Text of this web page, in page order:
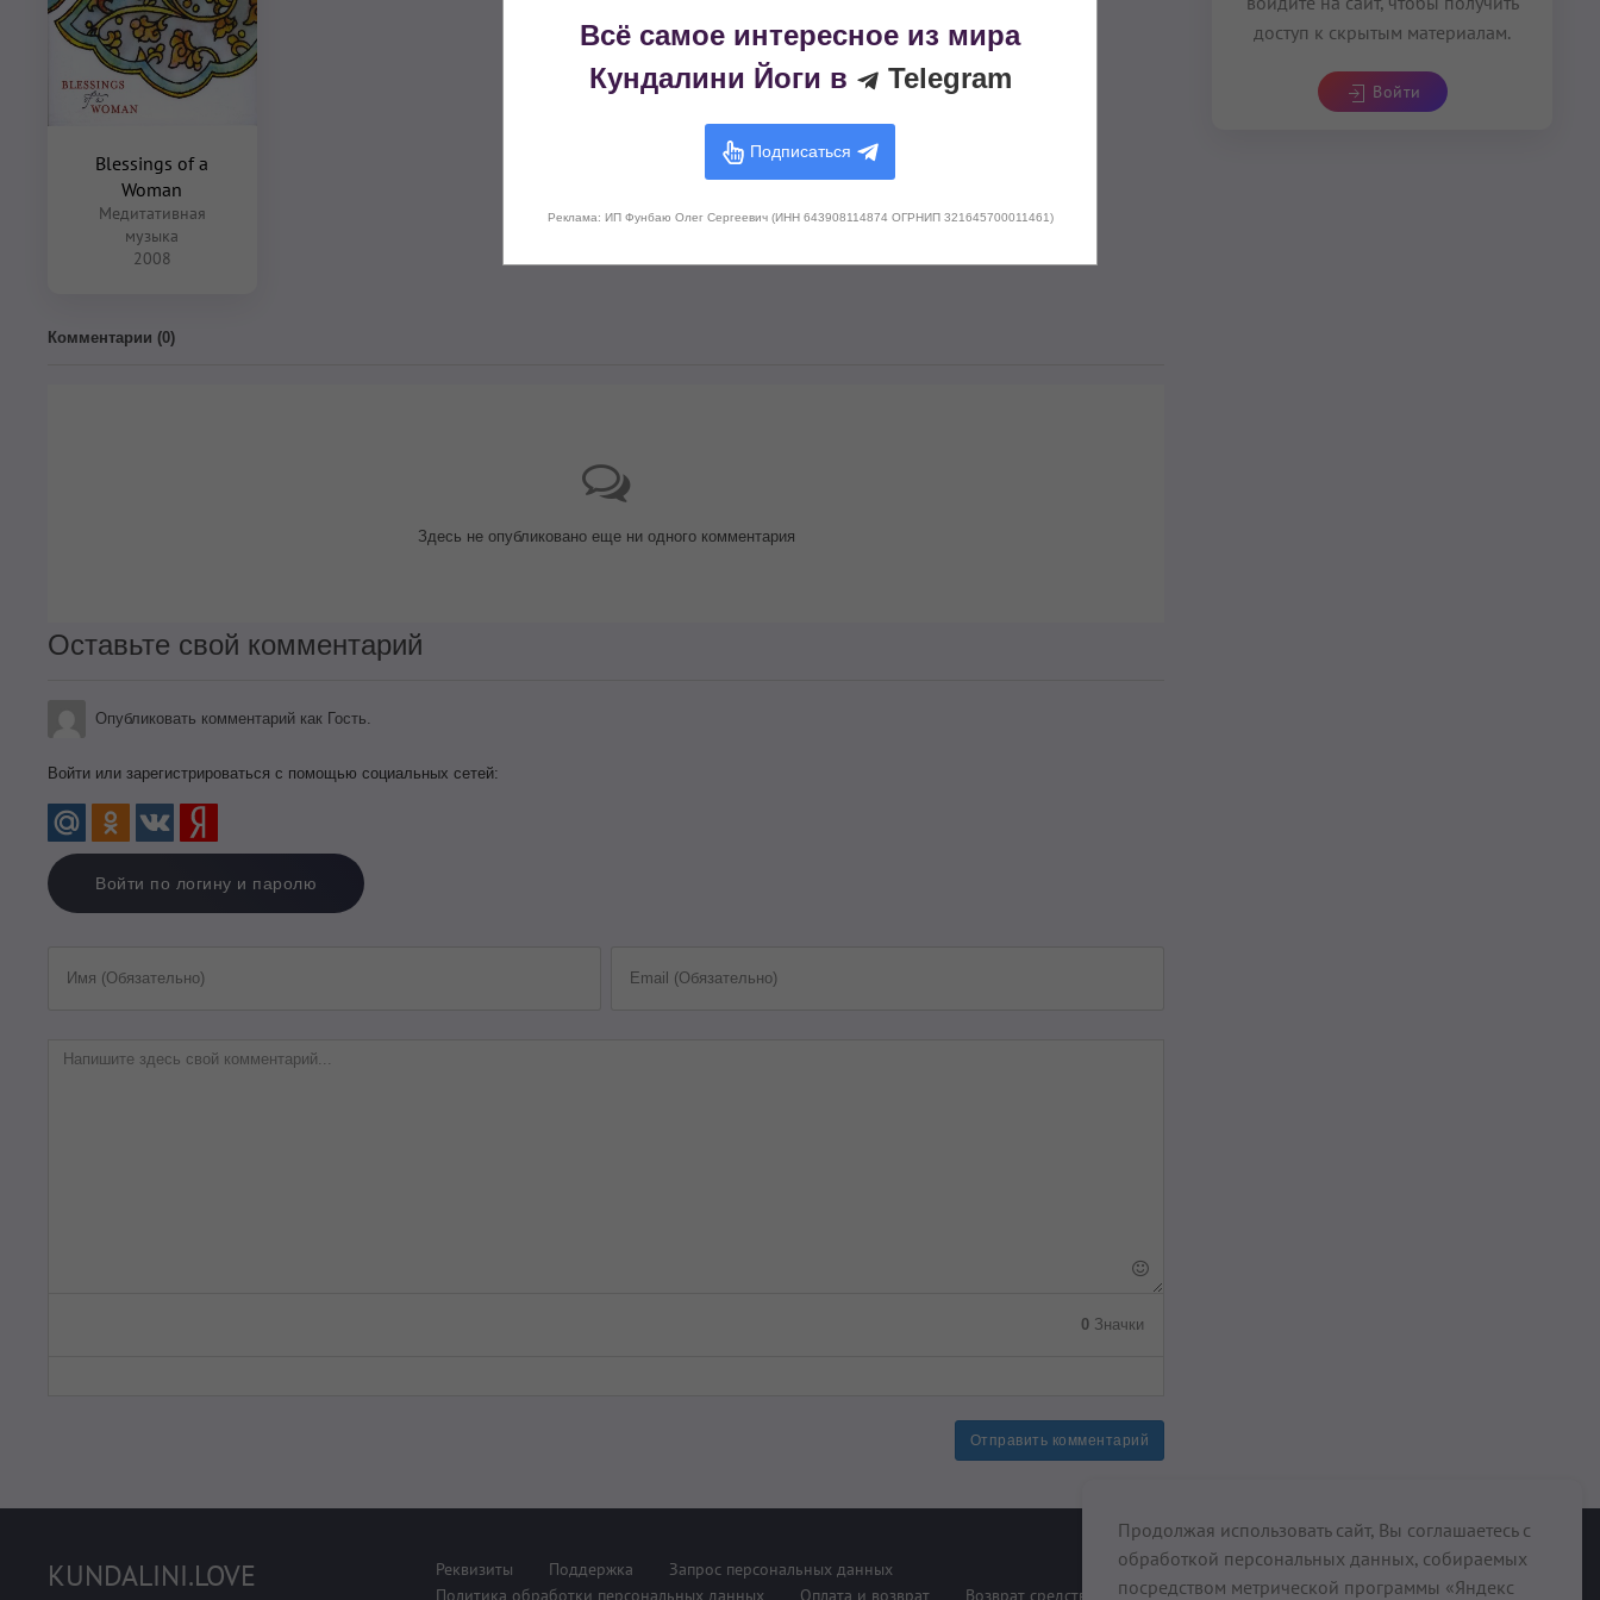
Blessings of a
Woman
Медитативная
музыка
2008
Комментарии (0)
Здесь не опубликовано еще ни одного комментария
Оставьте свой комментарий
Опубликовать комментарий как Гость.
Войти или зарегистрироваться с помощью социальных сетей:
Войти по логину и паролю
Имя (Обязательно) Email (Обязательно)
0 Значки
Отправить комментарий
доступ к скрытым материалам.
Войти
KUNDALINI.LOVE Реквизиты Поддержка
Запрос персональных данных
При поддержке
Всё самое интересное из мира
Кундалини Йоги в
Telegram
Подписаться
Реклама: ИП Фунбаю Олег Сергеевич (ИНН 643908114874 ОГРНИП 321645700011461)
Продолжая использовать сайт, Вы соглашаетесь с
обработкой персональных данных, собираемых
посредством метрической программы «Яндекс